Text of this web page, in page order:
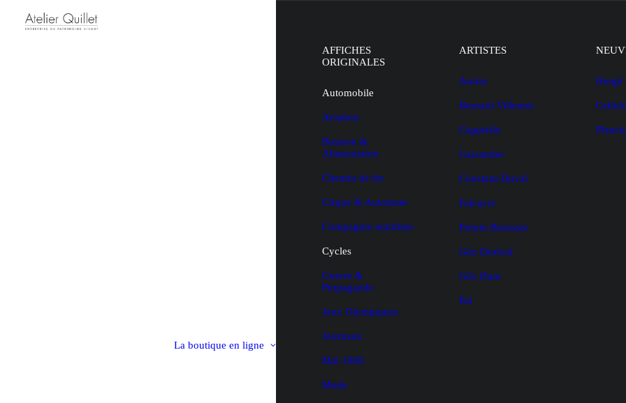
La boutique en ligne
AFFICHES
ORIGINALES
Automobile
Aviation
Boisson &
Alimentation
Chemin de fer
Cirque & Automate
Compagnie maritime
Cycles
Guerre &
Propagande
Jeux Olympiques
Journaux
Mai 1968
Mode
ARTISTES
Auriac
Bernard Villemot
Cappiello
Cassandre
Constant-Duval
Falcucci
Firmin Bouisset
Géo Dorival
Géo Ham
Pal
Hergé